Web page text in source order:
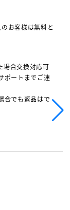
お客様は無料と
場合交換対応可
ポートまでご連
合でも返品はで